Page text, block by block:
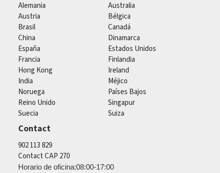
Alemania
Australia
Austria
Bélgica
Brasil
Canadá
China
Dinamarca
España
Estados Unidos
Francia
Finlandia
Hong Kong
Ireland
India
Méjico
Noruega
Países Bajos
Reino Unido
Singapur
Suecia
Suiza
Contact
902 113 829
Contact CAP 270
Horario de oficina:08:00-17:00